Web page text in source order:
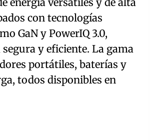
con tecnologías
GaN y PowerIQ 3.0,
y eficiente. La gama
portátiles, baterías y
todos disponibles en